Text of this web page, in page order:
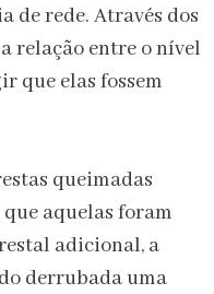
de rede. Através dos
relação entre o nível
que elas fossem
queimadas
aquelas foram
adicional, a
derrubada uma